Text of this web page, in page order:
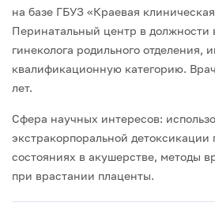
на базе ГБУЗ «Краевая
Перинатальный центр в должности
гинеколога родильного отделения,
квалификационную категорию.
лет.
Сфера научных интересов:
экстракорпоральной детоксикации
состояниях в акушерстве, методы
при врастании плаценты.